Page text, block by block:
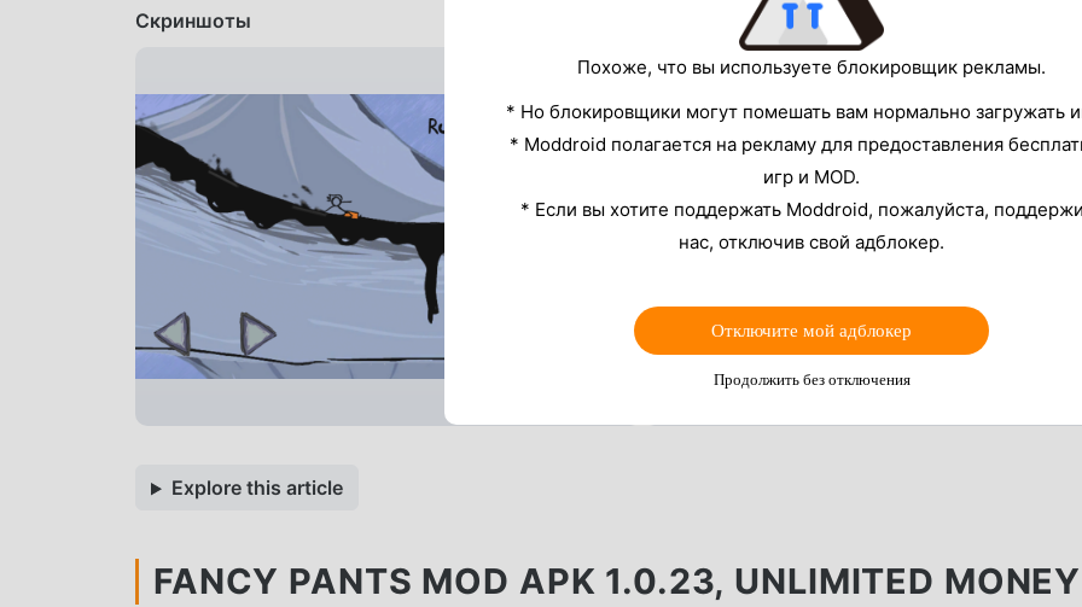
Скриншоты
Explore this article
FANCY PANTS MOD APK 1.0.23, UNLIMITED MONEY
Похоже, что вы используете блокировщик рекламы.
* Но блокировщики могут помешать вам нормально загружать
* Moddroid полагается на рекламу для предоставления
игр и MOD.
* Если вы хотите поддержать Moddroid, пожалуйста,
нас, отключив свой адблокер.
Отключите мой адблокер
Продолжить без отключения